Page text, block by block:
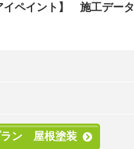
イペイント】 施工データ
ラン 屋根塗装